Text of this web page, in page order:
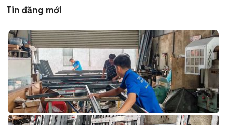
Tin đăng mới